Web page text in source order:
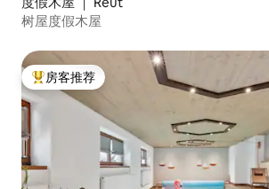
树屋度假木屋
热门「房客推荐」
房客推荐